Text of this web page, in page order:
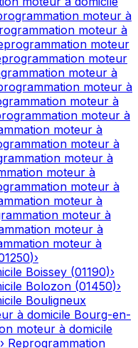
moteur à
moteur à
moteur
moteur
moteur à
moteur à
moteur à
moteur à
moteur à
moteur à
moteur à
moteur à
moteur à
moteur à
moteur à
moteur à
moteur à
)›
Boissey (01190)›
Bolozon (01450)›
Bouligneux
à domicile Bourg-en-
moteur à domicile
› Reprogrammation